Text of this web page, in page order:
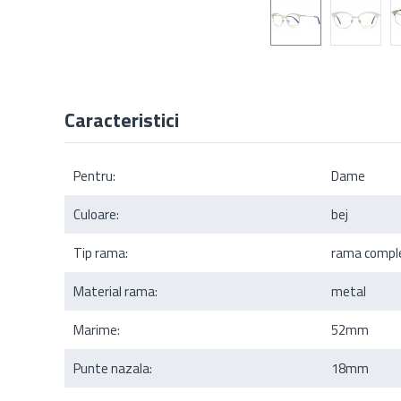
Caracteristici
Pentru:
Dame
Culoare:
bej
Tip rama:
rama
Material rama:
metal
Marime:
52mm
Punte nazala:
18mm